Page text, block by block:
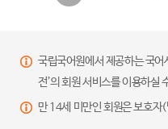
국립국어원에서 제공하는 국어
전’의 회원 서비스를 이용하실
만 14세 미만인 회원은 보호자